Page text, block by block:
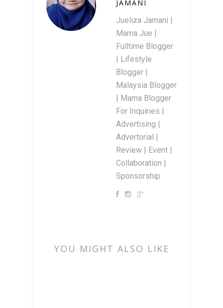
JAMANI
Jueliza Jamani |
Mama Jue |
Fulltime Blogger
| Lifestyle
Blogger |
Malaysia Blogger
| Mama Blogger
For Inquiries |
Advertising |
Advertorial |
Review | Event |
Collaboration |
Sponsorship
YOU MIGHT ALSO LIKE